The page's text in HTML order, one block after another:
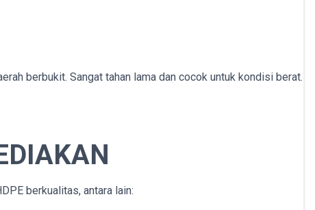
berbukit. Sangat tahan lama dan cocok untuk kondisi berat.
berkualitas, antara lain: